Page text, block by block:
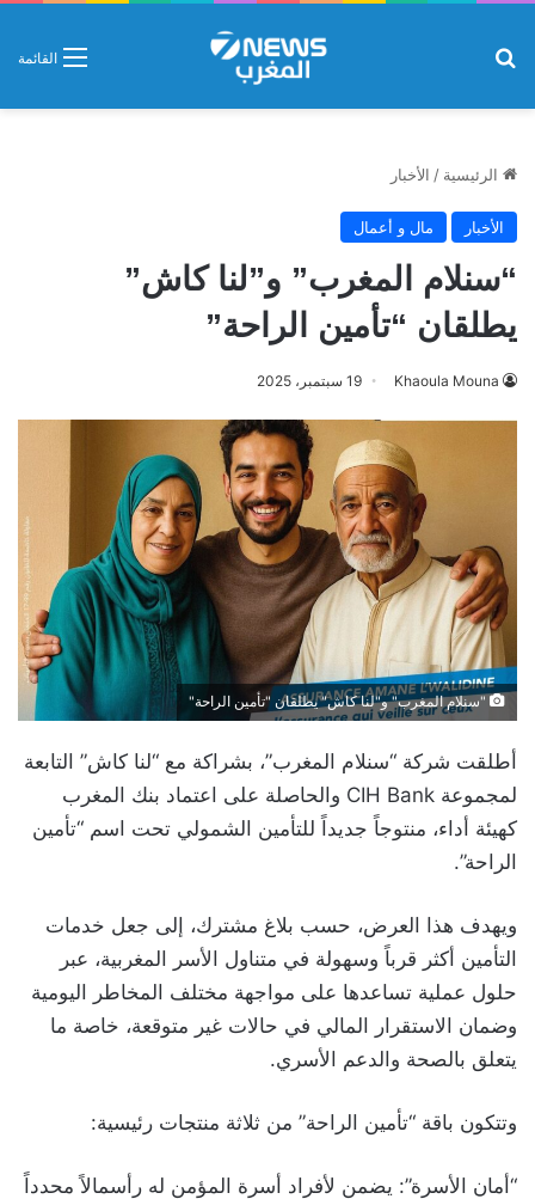
القائمة
الرئيسية / الأخبار
الأخبار مال و أعمال
“سنلام المغرب” و”لنا كاش”
يطلقان “تأمين الراحة”
Khaoula Mouna 19 سبتمبر، 2025
"سنلام المغرب" و"لنا كاش" يطلقان "تأمين الراحة"
أطلقت شركة “سنلام المغرب”، بشراكة مع “لنا كاش” التابعة
لمجموعة CIH Bank والحاصلة على اعتماد بنك المغرب
كهيئة أداء، منتوجاً جديداً للتأمين الشمولي تحت اسم “تأمين
الراحة”.
ويهدف هذا العرض، حسب بلاغ مشترك، إلى جعل خدمات
التأمين أكثر قرباً وسهولة في متناول الأسر المغربية، عبر
حلول عملية تساعدها على مواجهة مختلف المخاطر اليومية
وضمان الاستقرار المالي في حالات غير متوقعة، خاصة ما
يتعلق بالصحة والدعم الأسري.
وتتكون باقة “تأمين الراحة” من ثلاثة منتجات رئيسية:
“أمان الأسرة”: يضمن لأفراد أسرة المؤمن له رأسمالاً محدداً